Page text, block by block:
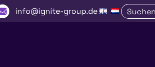
info@ignite-group.de